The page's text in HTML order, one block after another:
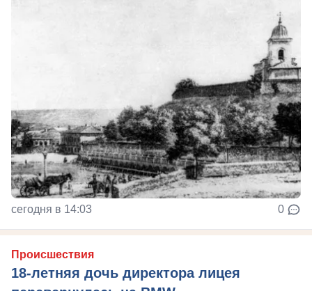
сегодня в 14:03 0
Происшествия
18-летняя дочь директора лицея